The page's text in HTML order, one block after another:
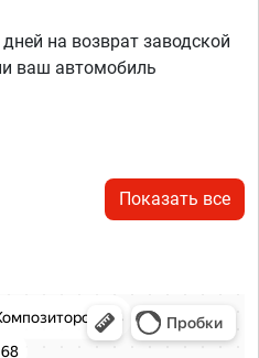
на возврат заводской
ваш автомобиль
Показать все